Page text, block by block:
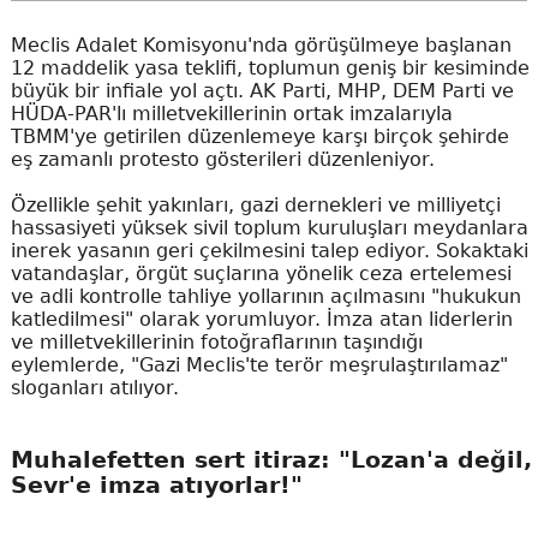
Meclis Adalet Komisyonu'nda görüşülmeye başlanan
12 maddelik yasa teklifi, toplumun geniş bir kesiminde
büyük bir infiale yol açtı. AK Parti, MHP, DEM Parti ve
HÜDA-PAR'lı milletvekillerinin ortak imzalarıyla
TBMM'ye getirilen düzenlemeye karşı birçok şehirde
eş zamanlı protesto gösterileri düzenleniyor.
Özellikle şehit yakınları, gazi dernekleri ve milliyetçi
hassasiyeti yüksek sivil toplum kuruluşları meydanlara
inerek yasanın geri çekilmesini talep ediyor. Sokaktaki
vatandaşlar, örgüt suçlarına yönelik ceza ertelemesi
ve adli kontrolle tahliye yollarının açılmasını "hukukun
katledilmesi" olarak yorumluyor. İmza atan liderlerin
ve milletvekillerinin fotoğraflarının taşındığı
eylemlerde, "Gazi Meclis'te terör meşrulaştırılamaz"
sloganları atılıyor.
Muhalefetten sert itiraz: "Lozan'a değil,
Sevr'e imza atıyorlar!"